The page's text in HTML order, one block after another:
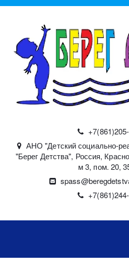
+7(861)
АНО "Детский социально-
"Берег Детства", Россия,
м 3, пом. 20,